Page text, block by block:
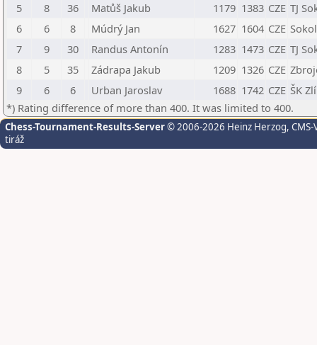
5
8 36 Matůš Jakub 1179 1383 CZE TJ
6
6 8 Múdrý Jan 1627 1604 CZE
7
9 30 Randus Antonín 1283 1473 CZE TJ
8
5 35 Zádrapa Jakub 1209 1326 CZE
9
6 6 Urban Jaroslav 1688 1742 CZE ŠK
*) Rating difference of more than 400. It was limited to 400.
Chess-Tournament-Results-Server© 2006-2026 Heinz Herzog,
tiráž